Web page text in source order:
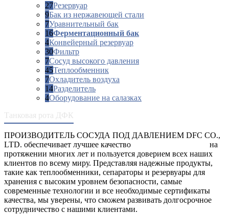
27Резервуар
9Бак из нержавеющей стали
7Уравнительный бак
16Ферментационный бак
4Конвейерный резервуар
30Фильтр
7Сосуд высокого давления
45Теплообменник
7Охладитель воздуха
14Разделитель
4Оборудование на салазках
Танковая рота ДФК
ПРОИЗВОДИТЕЛЬ СОСУДА ПОД ДАВЛЕНИЕМ DFC CO.,
LTD. обеспечивает лучшее качество
на
протяжении многих лет и пользуется доверием всех наших
клиентов по всему миру. Представляя надежные продукты,
такие как теплообменники, сепараторы и резервуары для
хранения с высоким уровнем безопасности, самые
современные технологии и все необходимые сертификаты
качества, мы уверены, что сможем развивать долгосрочное
сотрудничество с нашими клиентами.